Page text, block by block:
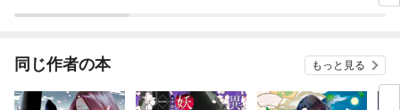
が
り
同じ作者の本 もっと見る